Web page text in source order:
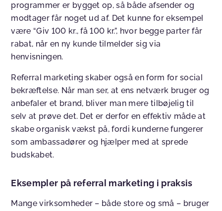
programmer er bygget op, så både afsender og
modtager får noget ud af. Det kunne for eksempel
være “Giv 100 kr., få 100 kr.”, hvor begge parter får
rabat, når en ny kunde tilmelder sig via
henvisningen.
Referral marketing skaber også en form for social
bekræftelse. Når man ser, at ens netværk bruger og
anbefaler et brand, bliver man mere tilbøjelig til
selv at prøve det. Det er derfor en effektiv måde at
skabe organisk vækst på, fordi kunderne fungerer
som ambassadører og hjælper med at sprede
budskabet.
Eksempler på referral marketing i praksis
Mange virksomheder – både store og små – bruger